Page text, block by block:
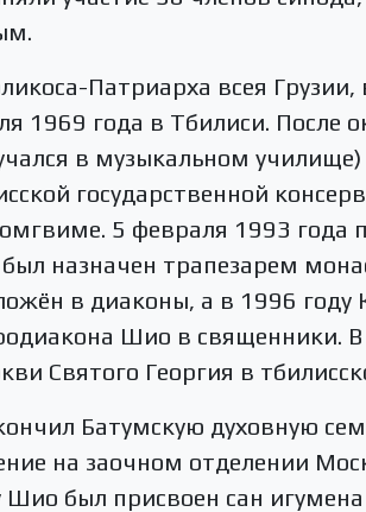
Патриарха всея
1969 года в Тбилиси.
в музыкальном
государственной
5 февраля 1993 года
назначен трапезарем
в диаконы, а в 1996 году
Шио в священники.
Святого Георгия в
Батумскую духовную
на заочном отделении
Шио был присвоен сан